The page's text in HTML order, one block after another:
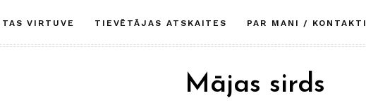
VIRTUVE TIEVĒTĀJAS ATSKAITES PAR MANI / KONTAKTI
Mājas sirds